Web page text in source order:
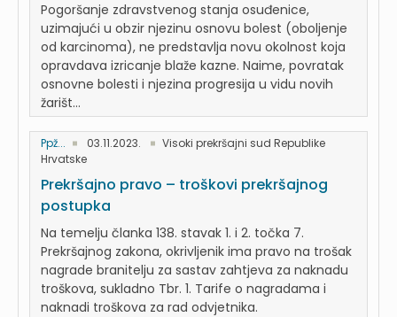
Pogoršanje zdravstvenog stanja osuđenice,
uzimajući u obzir njezinu osnovu bolest (oboljenje
od karcinoma), ne predstavlja novu okolnost koja
opravdava izricanje blaže kazne. Naime, povratak
osnovne bolesti i njezina progresija u vidu novih
žarišt...
Ppž... 03.11.2023.
Visoki prekršajni sud Republike
Hrvatske
Prekršajno pravo – troškovi prekršajnog
postupka
Na temelju članka 138. stavak 1. i 2. točka 7.
Prekršajnog zakona, okrivljenik ima pravo na trošak
nagrade branitelju za sastav zahtjeva za naknadu
troškova, sukladno Tbr. 1. Tarife o nagradama i
naknadi troškova za rad odvjetnika.